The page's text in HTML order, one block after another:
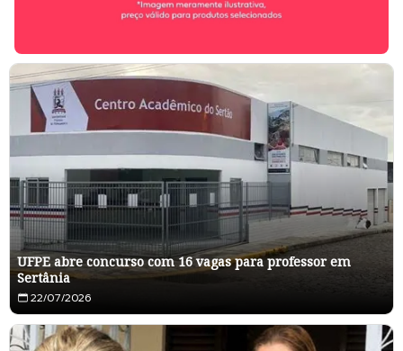
UFPE abre concurso com 16 vagas para professor em
Sertânia
22/07/2026